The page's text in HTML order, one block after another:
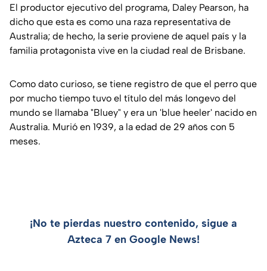
El productor ejecutivo del programa, Daley Pearson, ha
dicho que esta es como una raza representativa de
Australia; de hecho, la serie proviene de aquel país y la
familia protagonista vive en la ciudad real de Brisbane.
Como dato curioso, se tiene registro de que el perro que
por mucho tiempo tuvo el título del más longevo del
mundo se llamaba "Bluey" y era un 'blue heeler' nacido en
Australia. Murió en 1939, a la edad de 29 años con 5
meses.
¡No te pierdas nuestro contenido, sigue a
Azteca 7 en Google News!